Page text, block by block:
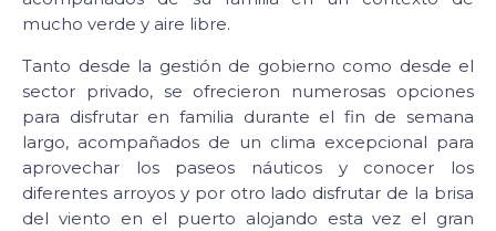
mucho verde y aire libre.
Tanto desde la gestión de gobierno como desde el
sector privado, se ofrecieron numerosas opciones
para disfrutar en familia durante el fin de semana
largo, acompañados de un clima excepcional para
aprovechar los paseos náuticos y conocer los
diferentes arroyos y por otro lado disfrutar de la brisa
del viento en el puerto alojando esta vez el gran